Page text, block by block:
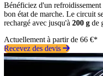
Bénéficiez d'un
bon état de marche. Le circuit
rechargé avec jusqu'à 200 g de
Actuellement à partir de 66 €*
Recevez des devis